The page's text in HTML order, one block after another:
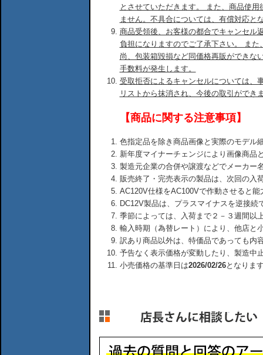
とさせていただきます。 また、商品使
ません。不具合については、有償対応と
商品受領後、お客様の都合でキャンセル
負担になりますのでご了承下さい。 ま
尚、包装箱毀損など同価格再販ができな
手数料が発生します。
受取拒否によるキャンセルについては、
リストから抹消され、今後の取引ができ
【商品に関する注意事項】
色指定品を除き商品画像と実際のモデル
新年度マイナーチェンジにより画像商品
製造元企業の合併や譲渡などでメーカー
販売終了・完売表示の製品は、次回の入
AC120V仕様をAC100Vで作動させると
DC12V製品は、プラスマイナスを逆接
季節によっては、入荷まで２－３週間以
輸入時期（為替レート）により、他店と
訳あり商品以外は、特価品であっても内
予告なく表示価格が変動したり、製造中
小売価格の基準日は2026/02/26となりま